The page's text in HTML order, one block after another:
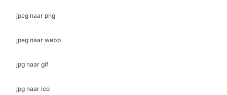
jpg naar gif
jpg naar ico
jpg naar jfif
jpg naar bmp